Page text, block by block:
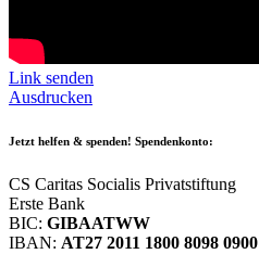
Link senden
Ausdrucken
Jetzt helfen & spenden! Spendenkonto:
CS Caritas Socialis Privatstiftung
Erste Bank
BIC: GIBAATWW
IBAN: AT27 2011 1800 8098 0900